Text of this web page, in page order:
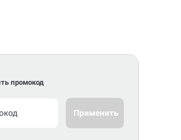
промокод
Применить